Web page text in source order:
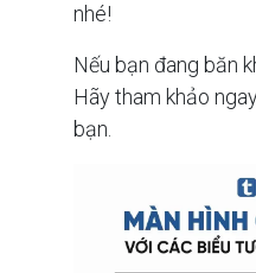
nhé!
Nếu bạn đang băn
Hãy tham khảo
bạn.